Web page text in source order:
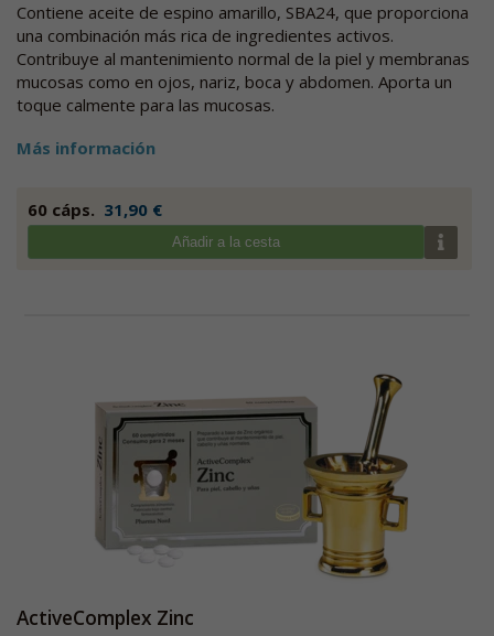
Contiene aceite de espino amarillo, SBA24, que proporciona
una combinación más rica de ingredientes activos.
Contribuye al mantenimiento normal de la piel y membranas
mucosas como en ojos, nariz, boca y abdomen. Aporta un
toque calmente para las mucosas.
Más información
60 cáps. 31,90 €
Añadir a la cesta
ActiveComplex Zinc